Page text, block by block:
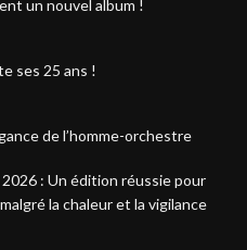
un nouvel album !
ses 25 ans !
de l’homme-orchestre
: Un édition réussie pour
la chaleur et la vigilance